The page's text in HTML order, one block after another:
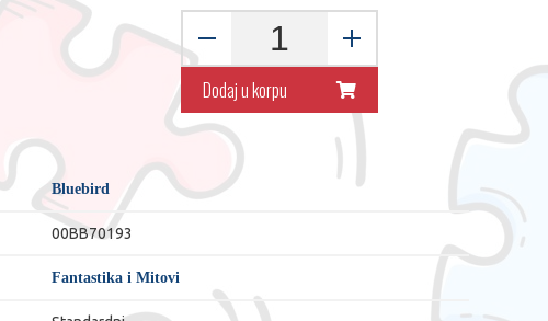
Dodaj u korpu
Bluebird
00BB70193
Fantastika i Mitovi